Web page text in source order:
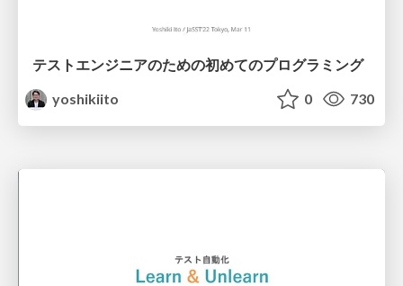
テストエンジニアのための初めてのプログラミング
yoshikiito
0 730